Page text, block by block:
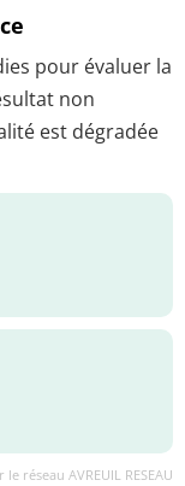
pour évaluer la
non
est dégradée
réseau AVREUIL RESEAU